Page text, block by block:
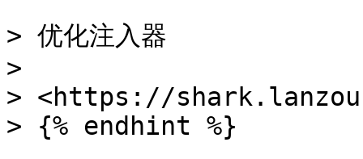
> 优化注入器
>
> <https://